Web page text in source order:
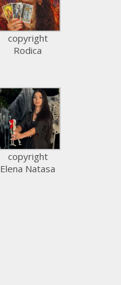
copyright
Rodica
copyright
Elena Natasa